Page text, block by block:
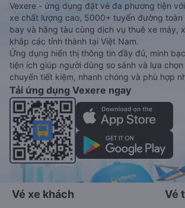
Vexere - ứng dụng đặt vé đa phương tiện
xe chất lượng cao, 5000+ tuyến đường
bay và hãng tàu cùng dịch vụ thuê xe máy,
khắp các tỉnh thành tại Việt Nam.
Ứng dụng hiển thị thông tin đầy đủ, minh
tiện ích giúp người dùng so sánh và lựa
chuyển tiết kiệm, nhanh chóng và phù hợp
Tải ứng dụng Vexere ngay
Vé xe khách Vé